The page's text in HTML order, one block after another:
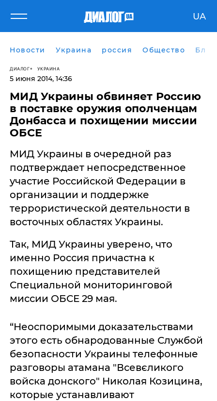
UA
Новости Украина россия Общество
ДИАЛОГ УКРАИНА
5 июня 2014, 14:36
МИД Украины обвиняет Россию
в поставке оружия ополченцам
Донбасса и похищении миссии
ОБСЕ
МИД Украины в очередной раз
подтверждает непосредственное
участие Российской Федерации в
организации и поддержке
террористической деятельности в
восточных областях Украины.
Так, МИД Украины уверено, что
именно Россия причастна к
похищению представителей
Специальной мониторинговой
миссии ОБСЕ 29 мая.
“Неоспоримыми доказательствами
этого есть обнародованные Службой
безопасности Украины телефонные
разговоры атамана "Всевєликого
войска донского" Николая Козицина,
которые устанавливают